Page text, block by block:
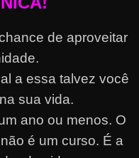
de aproveitar
a essa talvez você
sua vida.
ano ou menos. O
é um curso. É a